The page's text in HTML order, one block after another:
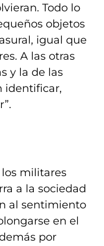
Todo lo
objetos
igual que
A las otras
y la de las
identificar,
militares
a la sociedad
al sentimiento
en el
por